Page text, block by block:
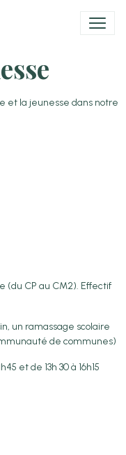
et la jeunesse dans notre
(du CP au CM2). Effectif
un ramassage scolaire
de communes)
et de 13h 30 à 16h15